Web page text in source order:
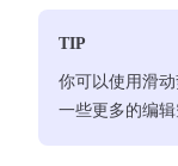
TIP
你可以使用滑
一些更多的编辑